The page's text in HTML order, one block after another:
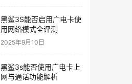
黑鲨3S能否启用广电卡使
用网络模式全评测
2025年9月10日
黑鲨3s能否使用广电卡上
网与通话功能解析